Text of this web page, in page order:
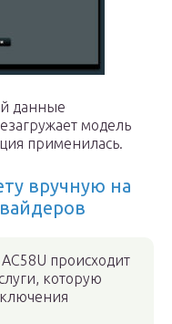
данные
модель
применилась.
вручную на
происходит
которую